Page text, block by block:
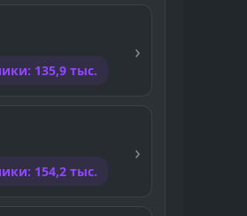
135,9 тыс.
154,2 тыс.